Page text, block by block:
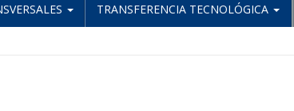
TRANSFERENCIA TECNOLÓGICA